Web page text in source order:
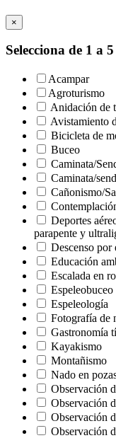
×
Selecciona de 1 a
Acampar
Agroturismo
Anidación de
Avistamiento
Bicicleta de
Buceo
Caminata/
Caminata/
Cañonismo/
Deportes
parapente y
Descenso
Educación
Escalada en
Espeleobuceo
Espeleología
Fotografía de
Gastronomía
Kayakismo
Montañismo
Nado en
Observación
Observación
Observación
Observación